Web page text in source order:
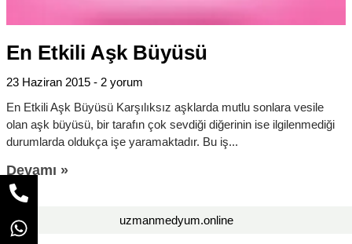
En Etkili Aşk Büyüsü
23 Haziran 2015
2 yorum
En Etkili Aşk Büyüsü Karşılıksız aşklarda mutlu sonlara vesile
olan aşk büyüsü, bir tarafın çok sevdiği diğerinin ise ilgilenmediği
durumlarda oldukça işe yaramaktadır. Bu iş
Devamı »
uzmanmedyum.online